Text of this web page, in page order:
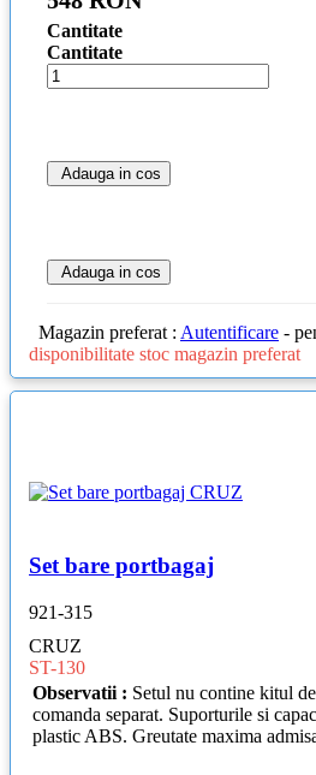
Cantitate
Cantitate
Adauga in cos
Adauga in cos
Magazin preferat : Autentificare -
disponibilitate stoc magazin preferat
Set bare portbagaj
921-315
CRUZ
ST-130
Observatii : Setul nu contine kitul
comanda separat. Suporturile si
plastic ABS. Greutate maxima